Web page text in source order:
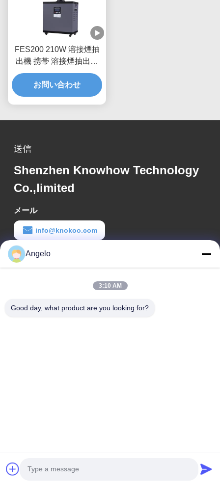
FES200 210W 溶接煙抽
出機 携帯 溶接煙抽出機
黒
お問い合わせ
送信
Shenzhen Knowhow Technology
Co.,limited
メール
info@knokoo.com
労働時間
08:00-18:00
会社所在地
プライバシーポリシー規約
Angelo
3:10 AM
Good day, what product are you looking for?